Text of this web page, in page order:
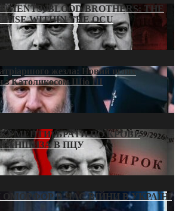
BLOOD BROTHERS: THE
WITHIN THE OCU
жезла: Новий шлях
з Католикосом Шіо III
БРАТИ ПО КРОВІ:
В ПЦУ
В ЧАС ВІЙНИ В УКРАЇНІ